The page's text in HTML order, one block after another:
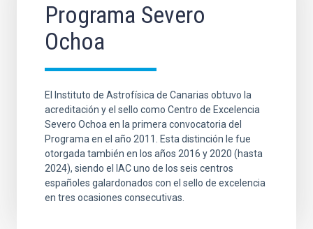
Programa Severo
Ochoa
El Instituto de Astrofísica de Canarias obtuvo la
acreditación y el sello como Centro de Excelencia
Severo Ochoa en la primera convocatoria del
Programa en el año 2011. Esta distinción le fue
otorgada también en los años 2016 y 2020 (hasta
2024), siendo el IAC uno de los seis centros
españoles galardonados con el sello de excelencia
en tres ocasiones consecutivas.